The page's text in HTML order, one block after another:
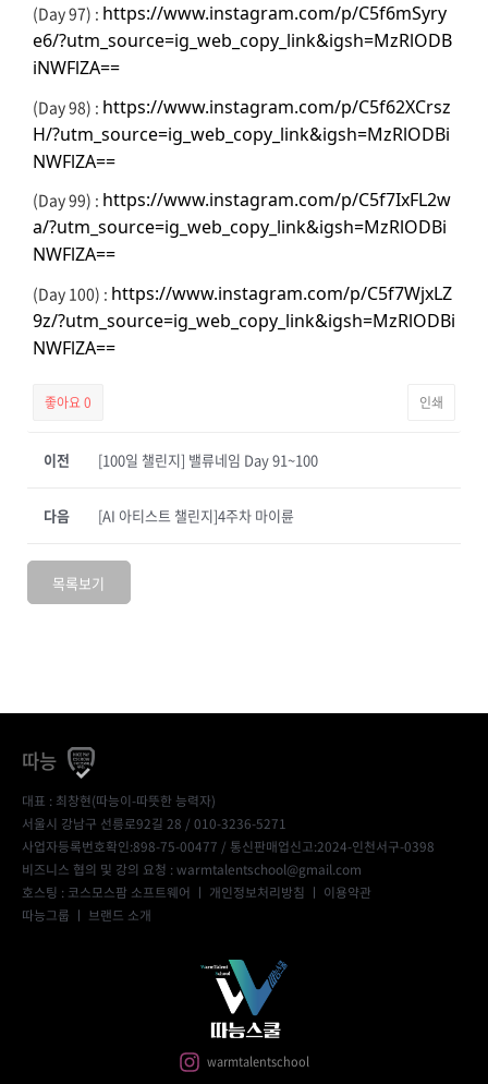
(Day 97) : https://www.instagram.com/p/C5f6mSyry
e6/?utm_source=ig_web_copy_link&igsh=MzRlODB
iNWFlZA==
(Day 98) : https://www.instagram.com/p/C5f62XCrsz
H/?utm_source=ig_web_copy_link&igsh=MzRlODBi
NWFlZA==
(Day 99) : https://www.instagram.com/p/C5f7IxFL2w
a/?utm_source=ig_web_copy_link&igsh=MzRlODBi
NWFlZA==
(Day 100) : https://www.instagram.com/p/C5f7WjxLZ
9z/?utm_source=ig_web_copy_link&igsh=MzRlODBi
NWFlZA==
좋아요0 인쇄
이전 [100일 챌린지] 밸류네임 Day 91~100
[AI 아티스트 챌린지]4주차 마이륜
다음
목록보기
따능
대표 : 최창현(따능이-따뜻한 능력자)
서울시 강남구 선릉로92길 28 / 010-3236-5271
사업자등록번호확인:898-75-00477 / 통신판매업신고:2024-인천서구-0398
비즈니스 협의 및 강의 요청 : warmtalentschool@gmail.com
호스팅 : 코스모스팜 소프트웨어 ㅣ 개인정보처리방침 ㅣ 이용약관
따능그룹 ㅣ 브랜드 소개
warmtalentschool